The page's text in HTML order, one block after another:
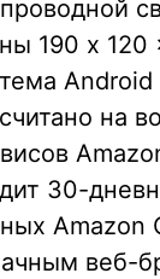
190 x
на
30-
Amazon
веб-